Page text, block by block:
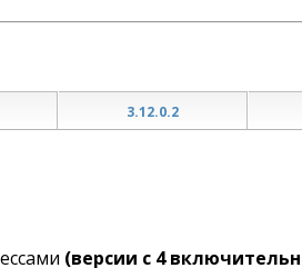
3.12.0.2
(версии с 4